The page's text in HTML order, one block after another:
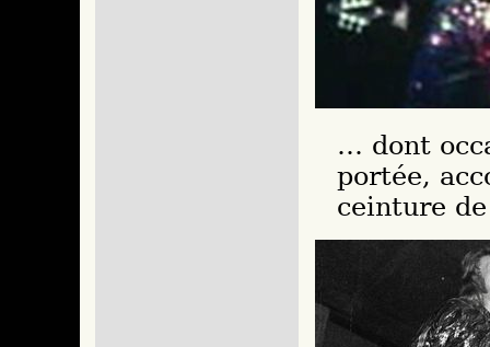
… dont
portée,
ceinture